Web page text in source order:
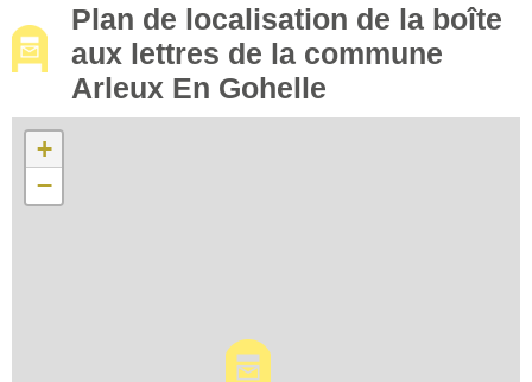
Plan de localisation de la boîte
aux lettres de la commune
Arleux En Gohelle
+
−